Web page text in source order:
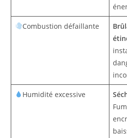
Combustion défaillante
Humidité excessive